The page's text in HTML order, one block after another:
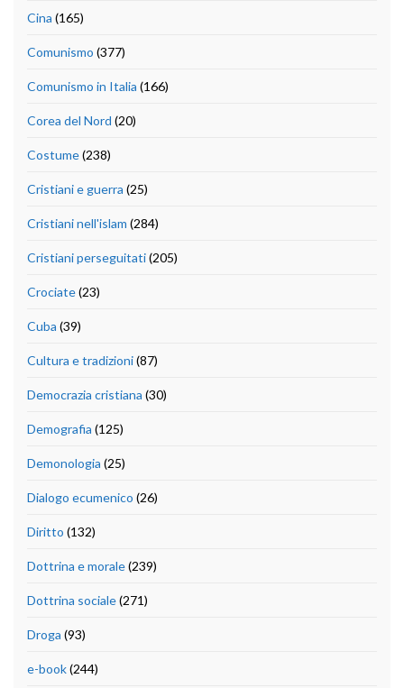
Cina (165)
Comunismo (377)
Comunismo in Italia (166)
Corea del Nord (20)
Costume(238)
Cristiani e guerra (25)
Cristiani nell'islam (284)
Cristiani perseguitati(205)
Crociate(23)
Cuba (39)
Cultura e tradizioni(87)
Democrazia cristiana (30)
Demografia (125)
Demonologia (25)
Dialogo ecumenico (26)
Diritto (132)
Dottrina e morale(239)
Dottrina sociale(271)
Droga (93)
e-book(244)